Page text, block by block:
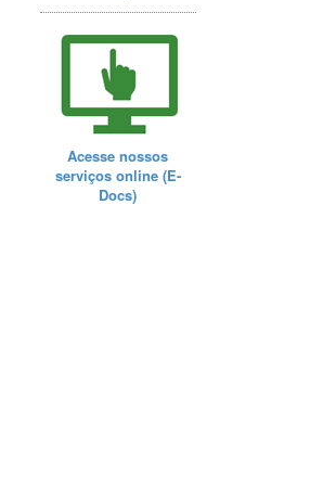
Acesse nossos
serviços online (E-
Docs)